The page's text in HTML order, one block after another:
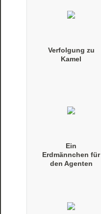
Verfolgung zu
Kamel
Ein
Erdmännchen für
den Agenten